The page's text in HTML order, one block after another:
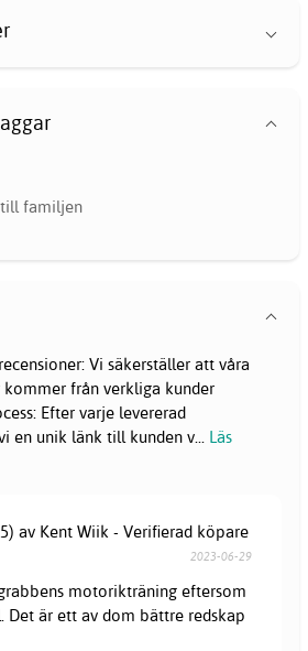
familjen
Vi säkerställer att våra
från verkliga kunder
Efter varje levererad
en unik länk till kunden v
Läs
av Kent Wiik - Verifierad köpare
2023-06-29
motorikträning eftersom
Det är ett av dom bättre redskap